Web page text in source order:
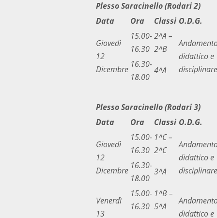
Plesso Saracinello (Rodari 2)
Data
Ora Classi O.D.G.
Giovedì
12
Dicembre
15.00-
16.30
2^A –
2^B
didattico e
disciplinare
16.30-
18.00
4^A
Plesso Saracinello (Rodari 3)
Data
Ora Classi O.D.G.
Giovedì
12
Dicembre
15.00-
16.30
1^C –
2^C
didattico e
disciplinare
16.30-
18.00
3^A
Venerdì
13
15.00-
16.30
1^B –
5^A
didattico e